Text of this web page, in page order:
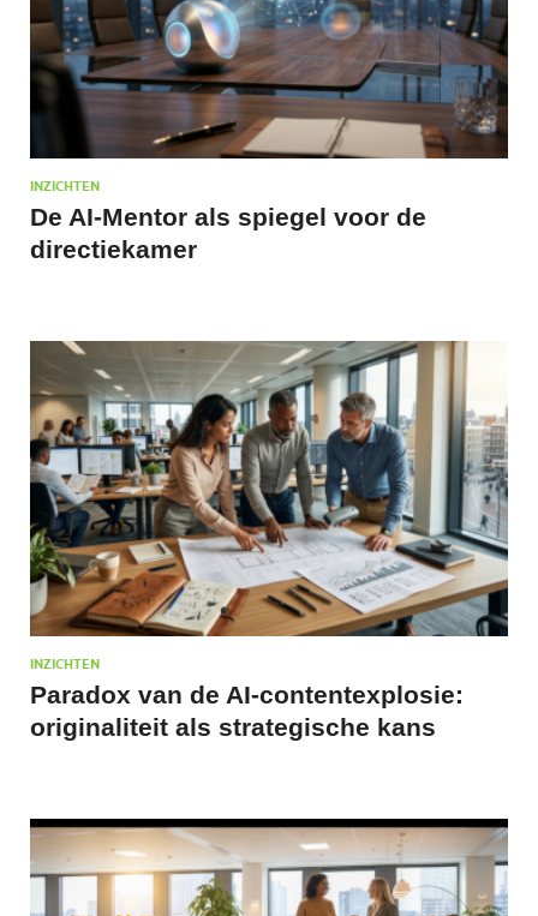
INZICHTEN
De AI-Mentor als spiegel voor de
directiekamer
INZICHTEN
Paradox van de AI-contentexplosie:
originaliteit als strategische kans